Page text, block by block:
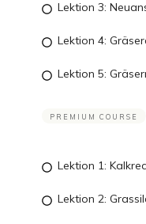
Lektion 3:
Lektion 4:
Lektion 5:
PREMIUM COURSE
Lektion 1:
Lektion 2: